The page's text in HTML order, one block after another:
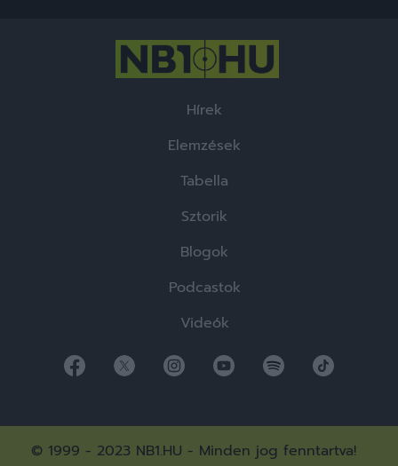
Hírek
Elemzések
Tabella
Sztorik
Blogok
Podcastok
Videók
© 1999 - 2023 NB1.HU - Minden jog fenntartva!